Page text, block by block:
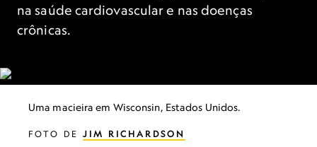
na saúde cardiovascular e nas doenças
crônicas.
Uma macieira em Wisconsin, Estados Unidos.
FOTO DE JIM RICHARDSON